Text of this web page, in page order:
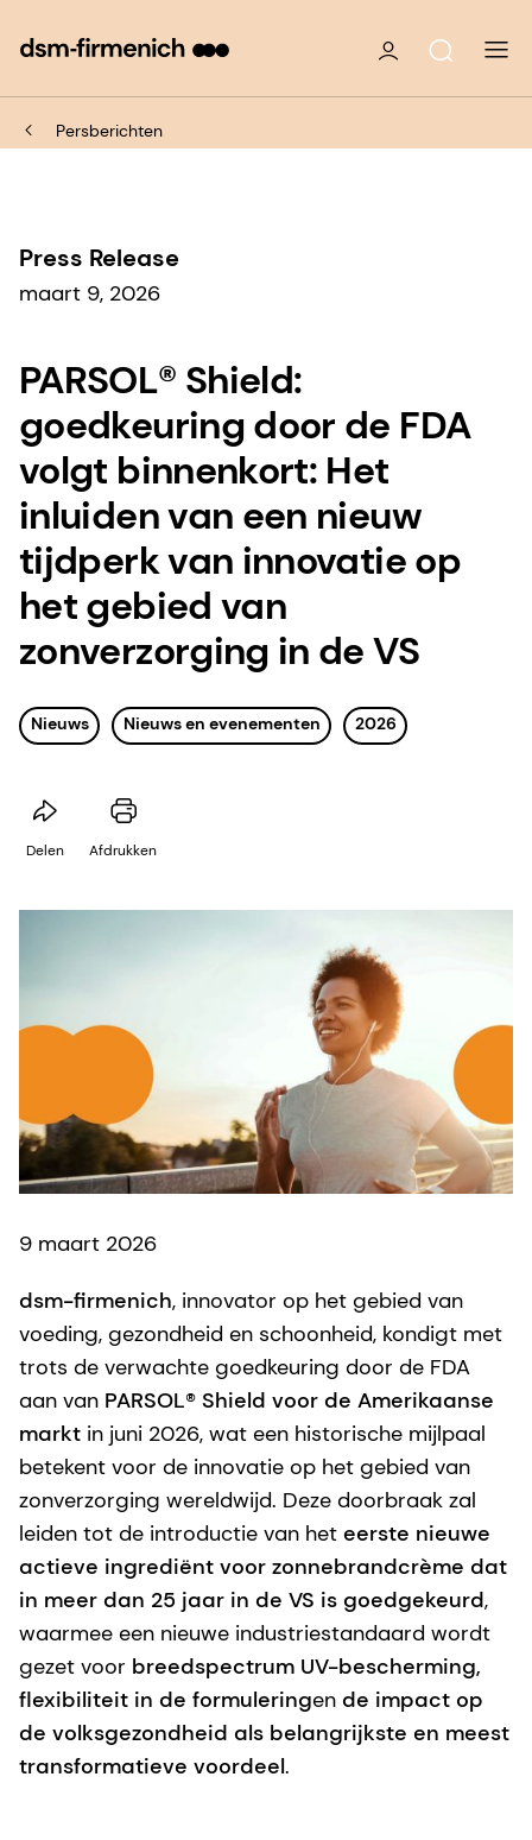
Persberichten
Press Release
maart 9, 2026
PARSOL® Shield:
goedkeuring door de FDA
volgt binnenkort: Het
inluiden van een nieuw
tijdperk van innovatie op
het gebied van
zonverzorging in de VS
Nieuws Nieuws en evenementen 2026
Delen Afdrukken
9 maart 2026
dsm-firmenich, innovator op het gebied van
voeding, gezondheid en schoonheid, kondigt met
trots de verwachte goedkeuring door de FDA
aan van PARSOL® Shield voor de Amerikaanse
markt in juni 2026, wat een historische mijlpaal
betekent voor de innovatie op het gebied van
zonverzorging wereldwijd. Deze doorbraak zal
leiden tot de introductie van het eerste nieuwe
actieve ingrediënt voor zonnebrandcrème dat
in meer dan 25 jaar in de VS is goedgekeurd,
waarmee een nieuwe industriestandaard wordt
gezet voor breedspectrum UV-bescherming,
flexibiliteit in de formuleringen de impact op
de volksgezondheid als belangrijkste en meest
transformatieve voordeel.